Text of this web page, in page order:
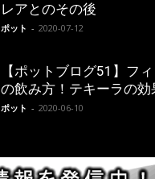
レアとのその後
ポット - 2020-07-12
【ポットブログ51】フ
の飲み方！テキーラの効
ポット - 2020-06-10